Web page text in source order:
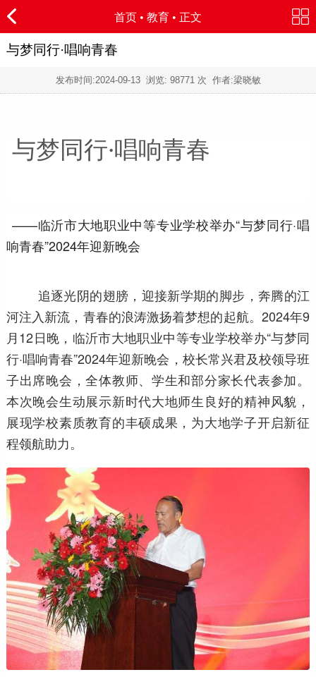
首页 • 教育 • 正文
与梦同行·唱响青春
发布时间:2024-09-13浏览: 98771 次 作者:梁晓敏
与梦同行·唱响青春
——临沂市大地职业中等专业学校举办“与梦同行·唱
响青春”2024年迎新晚会
追逐光阴的翅膀，迎接新学期的脚步，奔腾的江
河注入新流，青春的浪涛激扬着梦想的起航。2024年9
月12日晚，临沂市大地职业中等专业学校举办“与梦同
行·唱响青春”2024年迎新晚会，校长常兴君及校领导班
子出席晚会，全体教师、学生和部分家长代表参加。
本次晚会生动展示新时代大地师生良好的精神风貌，
展现学校素质教育的丰硕成果，为大地学子开启新征
程领航助力。